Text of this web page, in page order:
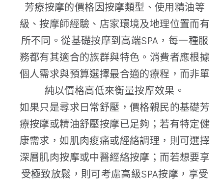
芳療按摩的價格因按摩類型、使用精油等
級、按摩師經驗、店家環境及地理位置而有
所不同。從基礎按摩到高端SPA，每一種服
務都有其適合的族群與特色。消費者應根據
個人需求與預算選擇最合適的療程，而非單
純以價格高低來衡量按摩效果。
如果只是尋求日常舒壓，價格親民的基礎芳
療按摩或精油舒壓按摩已足夠；若有特定健
康需求，如肌肉痠痛或經絡調理，則可選擇
深層肌肉按摩或中醫經絡按摩；而若想要享
受極致放鬆，則可考慮高級SPA按摩，享受